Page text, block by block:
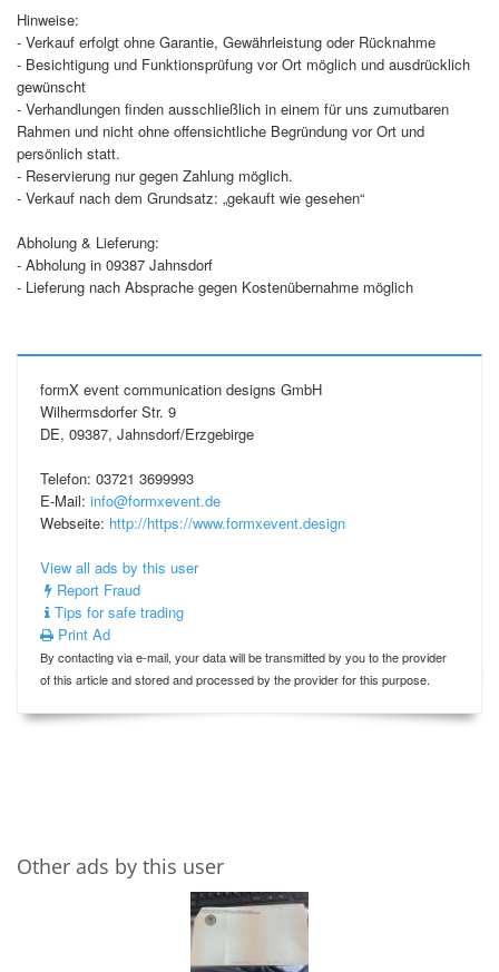
Hinweise:
- Verkauf erfolgt ohne Garantie, Gewährleistung oder Rücknahme
- Besichtigung und Funktionsprüfung vor Ort möglich und ausdrücklich
gewünscht
- Verhandlungen finden ausschließlich in einem für uns zumutbaren
Rahmen und nicht ohne offensichtliche Begründung vor Ort und
persönlich statt.
- Reservierung nur gegen Zahlung möglich.
- Verkauf nach dem Grundsatz: „gekauft wie gesehen“
Abholung & Lieferung:
- Abholung in 09387 Jahnsdorf
- Lieferung nach Absprache gegen Kostenübernahme möglich
formX event communication designs GmbH
Wilhermsdorfer Str. 9
DE, 09387, Jahnsdorf/Erzgebirge
Telefon: 03721 3699993
E-Mail: info@formxevent.de
Webseite: http://https://www.formxevent.design
View all ads by this user
Report Fraud
Tips for safe trading
Print Ad
By contacting via e-mail, your data will be transmitted by you to the provider
of this article and stored and processed by the provider for this purpose.
Other ads by this user